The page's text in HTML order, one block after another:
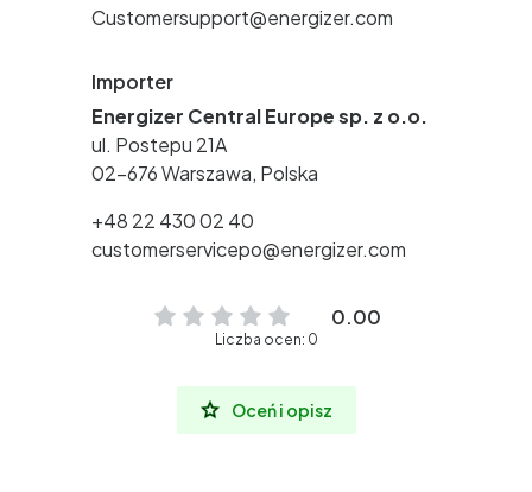
Customersupport@energizer.com
Importer
Energizer Central Europe sp. z o.o.
ul. Postepu 21A
02-676 Warszawa, Polska
+48 22 430 02 40
customerservicepo@energizer.com
0.00
Liczba ocen: 0
Oceń i opisz